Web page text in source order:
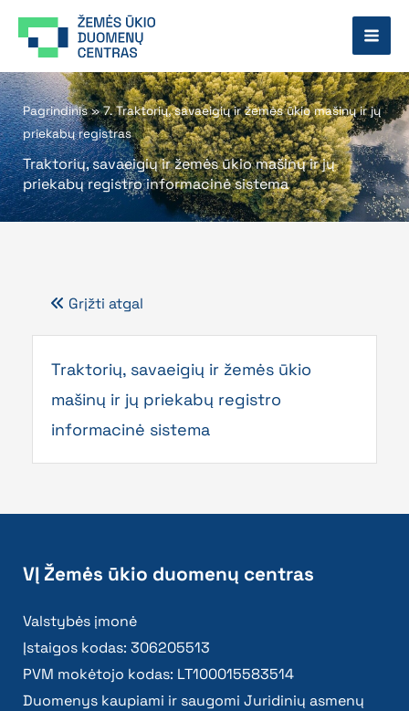
prie
Pagrindinis»7. Traktorių, savaeigių ir žemės ūkio mašinų ir jų
priekabų registras
Traktorių, savaeigių ir žemės ūkio mašinų ir jų
priekabų registro informacinė sistema
Grįžti atgal
Traktorių, savaeigių ir žemės ūkio
mašinų ir jų priekabų registro
informacinė sistema
VĮ Žemės ūkio duomenų centras
Valstybės įmonė
Įstaigos kodas: 306205513
PVM mokėtojo kodas: LT100015583514
Duomenys kaupiami ir saugomi Juridinių asmenų